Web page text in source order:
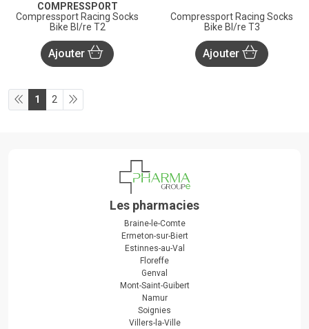
COMPRESSPORT
Compressport Racing Socks
Bike Bl/re T2
Ajouter
Compressport Racing Socks
Bike Bl/re T3
Ajouter
1 2
Les pharmacies
Braine-le-Comte
Ermeton-sur-Biert
Estinnes-au-Val
Floreffe
Genval
Mont-Saint-Guibert
Namur
Soignies
Villers-la-Ville